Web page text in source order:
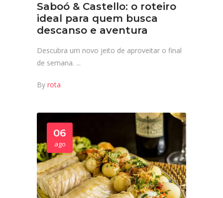
Saboó & Castello: o roteiro
ideal para quem busca
descanso e aventura
Descubra um novo jeito de aproveitar o final
de semana.
By rota
06
ago